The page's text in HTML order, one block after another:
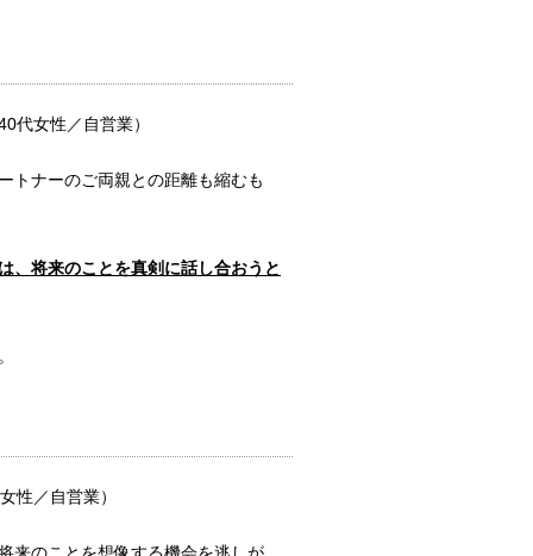
沙汰されるこ...
も多くなりま...
いといけないの？
ナを重視！な理由
代女性／自営業）
トナーのご両親との距離も縮むも
、将来のことを真剣に話し合おうと
性／自営業）